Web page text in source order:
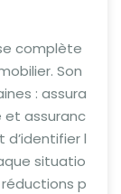
complète
Son
: assura
et assuranc
l
situatio
p